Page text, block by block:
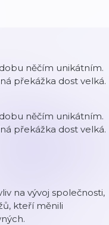
něčím unikátním.
překážka dost velká.
něčím unikátním.
překážka dost velká.
na vývoj společnosti,
kteří měnili